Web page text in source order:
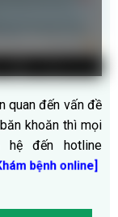
quan đến vấn đề
khoăn thì mọi
đến hotline
bệnh online]